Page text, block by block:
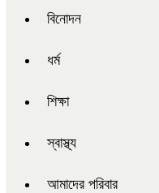
বিনোদন
ধর্ম
শিক্ষা
স্বাস্থ্য
আমাদের পরিবার